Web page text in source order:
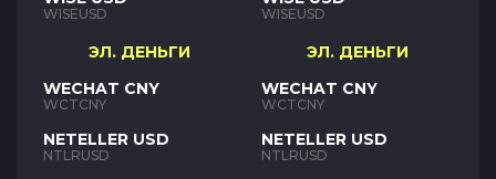
WISEUSD
ЭЛ. ДЕНЬГИ
WECHAT CNY
WCTCNY
NETELLER USD
NTLRUSD
WISEUSD
ЭЛ. ДЕНЬГИ
WECHAT CNY
WCTCNY
NETELLER USD
NTLRUSD